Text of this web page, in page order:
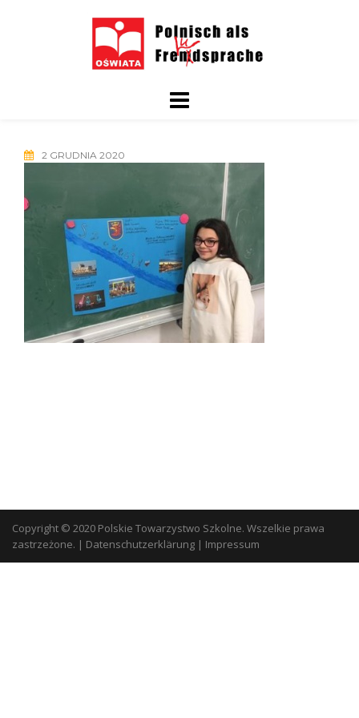
2 GRUDNIA 2020
Copyright © 2020 Polskie Towarzystwo Szkolne. Wszelkie prawa
zastrzeżone. | Datenschutzerklärung | Impressum